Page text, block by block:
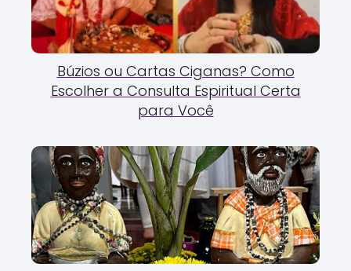
Búzios ou Cartas Ciganas? Como
Escolher a Consulta Espiritual Certa
para Você